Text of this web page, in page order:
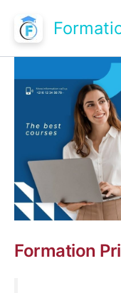
contenu
Formation